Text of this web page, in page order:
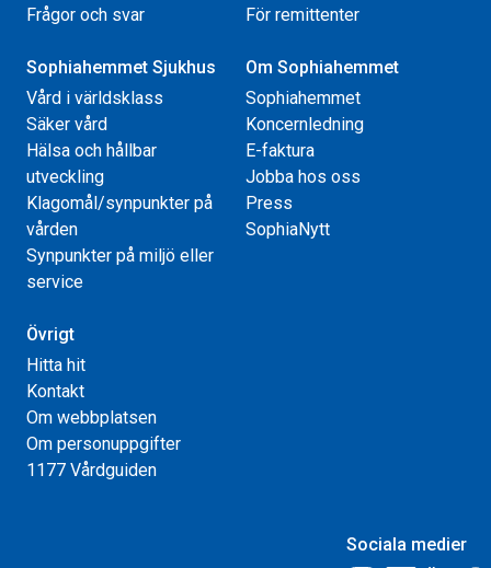
Frågor och svar
För remittenter
Sophiahemmet Sjukhus
Vård i världsklass
Säker vård
Hälsa och hållbar
utveckling
Klagomål/synpunkter på
vården
Synpunkter på miljö eller
service
Om Sophiahemmet
Sophiahemmet
Koncernledning
E-faktura
Jobba hos oss
Press
SophiaNytt
Övrigt
Hitta hit
Kontakt
Om webbplatsen
Om personuppgifter
1177 Vårdguiden
Sociala medier